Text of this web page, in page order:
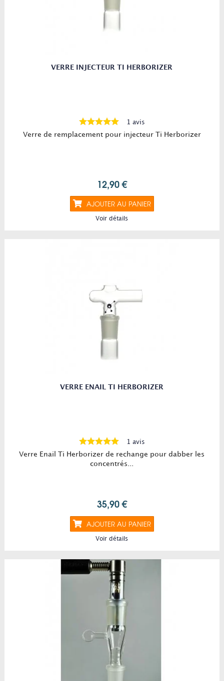
VERRE INJECTEUR TI HERBORIZER
1 avis
Verre de remplacement pour injecteur Ti Herborizer
12,90 €
AJOUTER AU PANIER
Voir détails
VERRE ENAIL TI HERBORIZER
1 avis
Verre Enail Ti Herborizer de rechange pour dabber les
concentrés...
35,90 €
AJOUTER AU PANIER
Voir détails